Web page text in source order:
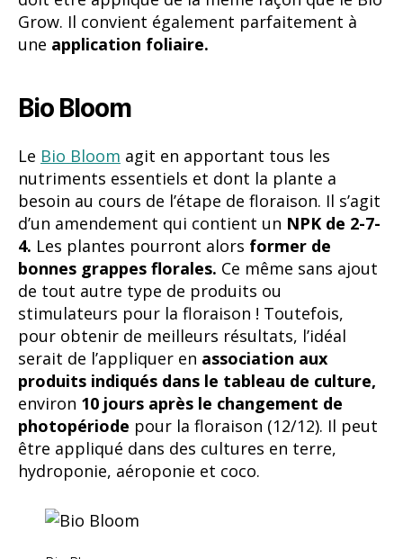
nutriments essentiels et dont la plante a
besoin au cours de l’étape de floraison. Il s’agit
d’un amendement qui contient un
bonnes grappes florales.
de tout autre type de produits ou
stimulateurs pour la floraison ! Toutefois,
pour obtenir de meilleurs résultats, l’idéal
serait de l’appliquer enassociation aux
produits indiqués dans le tableau de culture,
environ10 jours après le changement de
photopériodepour la floraison (12/12). Il peut
être appliqué dans des cultures en terre,
hydroponie, aéroponie et coco.
Bio Bloom
(78)
7,31 € 8,12 € 10%
Bio Heaven